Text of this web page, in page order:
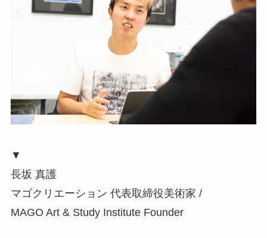
▼
長坂 真護
マゴクリエーション 代表取締役美術家 /
MAGO Art & Study Institute Founder